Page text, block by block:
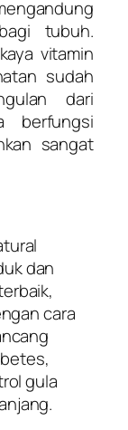
tubuh.
vitamin
sudah
dari
berfungsi
sangat
dan
cara
gula